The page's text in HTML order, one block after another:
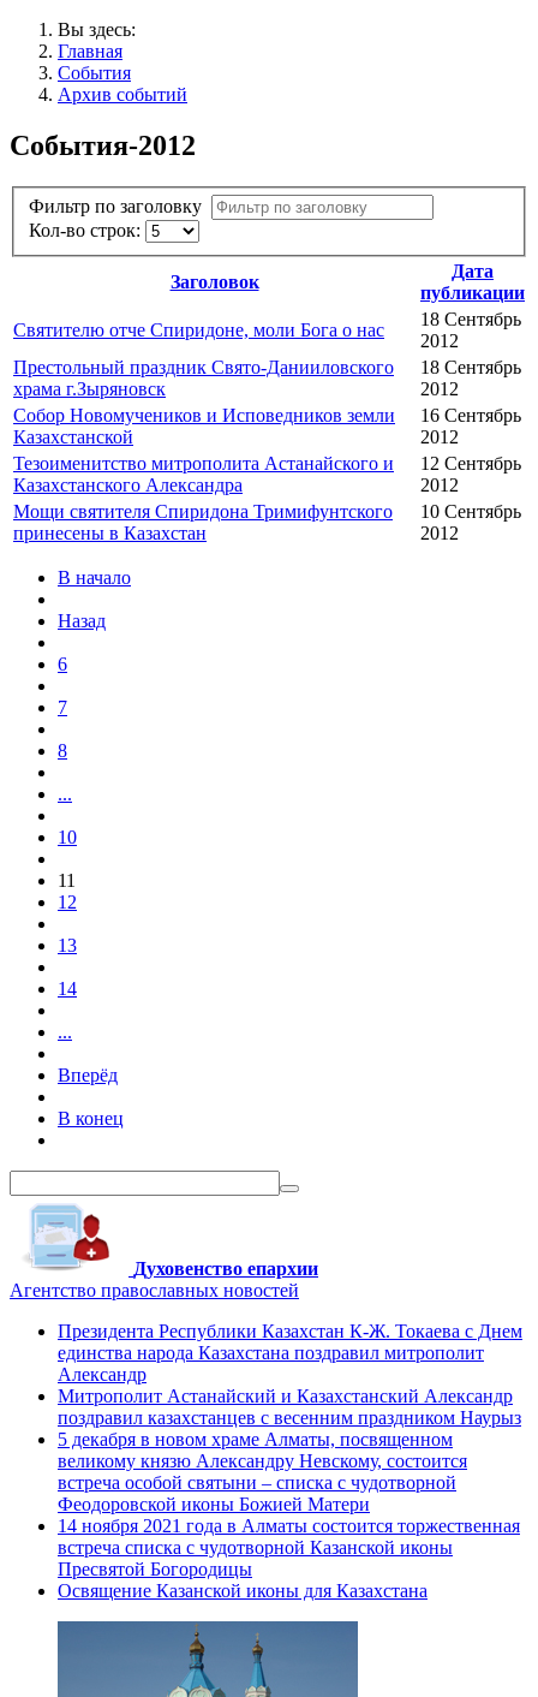
Вы здесь:
Главная
События
Архив событий
События-2012
Фильтр по заголовку
Кол-во строк:
Заголовок
Дата
публикации
Святителю отче Спиридоне, моли Бога о нас
18 Сентябрь
2012
Престольный праздник Свято-Данииловского
храма г.Зыряновск
18 Сентябрь
2012
Собор Новомучеников и Исповедников земли
Казахстанской
16 Сентябрь
2012
Тезоименитство митрополита Астанайского и
Казахстанского Александра
12 Сентябрь
2012
Мощи святителя Спиридона Тримифунтского
принесены в Казахстан
10 Сентябрь
2012
В начало
Назад
6
7
8
...
10
11
12
13
14
...
Вперёд
В конец
Духовенство епархии
Агентство православных новостей
Президента Республики Казахстан К-Ж. Токаева с Днем
единства народа Казахстана поздравил митрополит
Александр
Митрополит Астанайский и Казахстанский Александр
поздравил казахстанцев с весенним праздником Наурыз
5 декабря в новом храме Алматы, посвященном
великому князю Александру Невскому, состоится
встреча особой святыни – списка с чудотворной
Феодоровской иконы Божией Матери
14 ноября 2021 года в Алматы состоится торжественная
встреча списка с чудотворной Казанской иконы
Пресвятой Богородицы
Освящение Казанской иконы для Казахстана